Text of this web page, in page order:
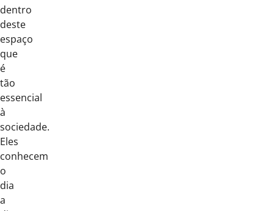
dentro
deste
espaço
que
é
tão
essencial
à
sociedade.
Eles
conhecem
o
dia
a